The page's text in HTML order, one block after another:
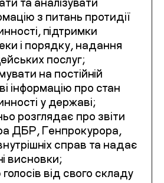
з питань протидії
підтримки
і порядку, надання
послуг;
на постійній
інформацію про стан
у державі;
розглядає про звіти
ДБР, Генпрокурора,
справ та надає
висновки;
голосів від свого складу